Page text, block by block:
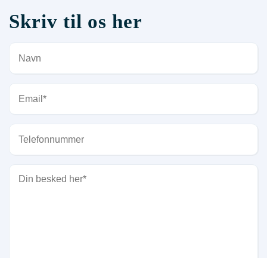
Skriv til os her